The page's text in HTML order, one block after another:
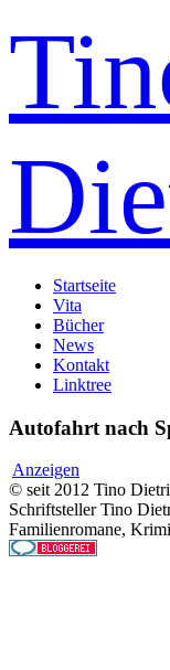
Startseite
Vita
Bücher
News
Kontakt
Linktree
Autofahrt nach
Anzeigen
© seit 2012 Tino
Schriftsteller Tino
Familienromane,